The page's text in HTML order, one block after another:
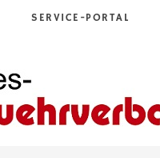
SERVICE-PORTAL